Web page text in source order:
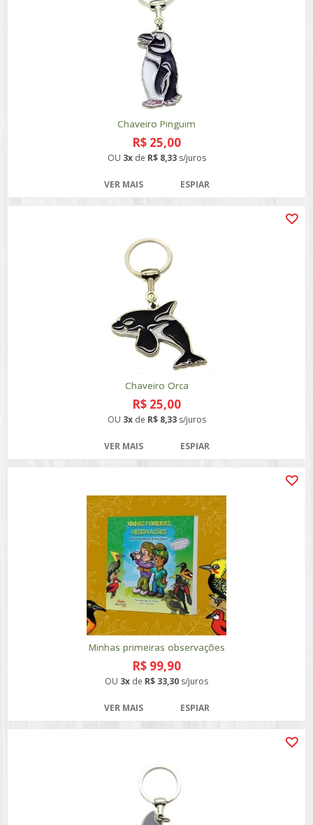
Chaveiro Pinguim
R$ 25,00
OU 3xde R$ 8,33s/juros
VER MAIS ESPIAR
Chaveiro Orca
R$ 25,00
OU 3xde R$ 8,33s/juros
VER MAIS ESPIAR
Minhas primeiras observações
R$ 99,90
OU 3x de R$ 33,30 s/juros
VER MAIS ESPIAR